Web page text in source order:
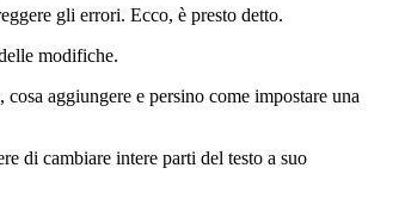
gli errori. Ecco, è presto detto.
modifiche.
aggiungere e persino come impostare una
di cambiare intere parti del testo a suo